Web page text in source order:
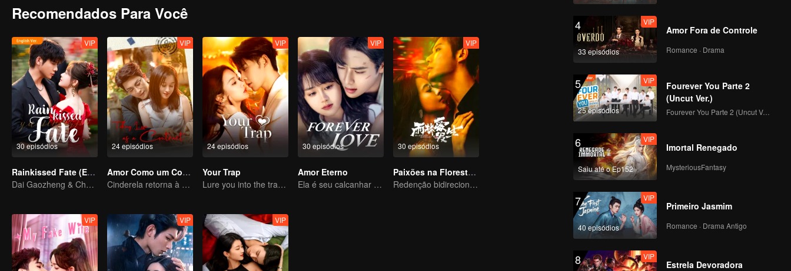
Recomendados Para Você
30 episódios
VIP
Rainkissed Fate (English Ver.)
Dai Gaozheng & Chen Fangtong’s contract marriage takes an unexpected romantic turn!
24 episódios
VIP
Amor Como um Contrato
Cinderela retorna à alta sociedade e encontra o amor com o presidente
24 episódios
VIP
Your Trap
Lure you into the trap with love as bait
30 episódios
VIP
Amor Eterno
Ela é seu calcanhar de Aquiles e sua armadura
30 episódios
VIP
Paixões na Floresta Tropical
Redenção bidirecional para o homem rico fugitivo e o assassino violento
VIP VIP VIP
4
33 episódios
VIP
Amor Fora de Controle
Romance · Drama
5
25 episódios
VIP
Fourever You Parte 2
(Uncut Ver.)
Fourever You Parte 2 (Uncut Ver.)
6
Saiu até o Ep152
VIP
Imortal Renegado
MysteriousFantasy
7
40 episódios
VIP
Primeiro Jasmim
Romance · Drama Antigo
8 VIP
Estrela Devoradora